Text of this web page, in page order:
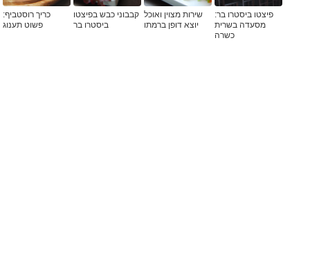
פיצטו ביסטרו בר:
מסעדה בשרית
כשרה
שירות מצוין ואוכל
יוצא דופן ברמתו
קבבוני כבש בפיצטו
ביסטרו בר
כריך רוסטביף:
פשוט תענוג